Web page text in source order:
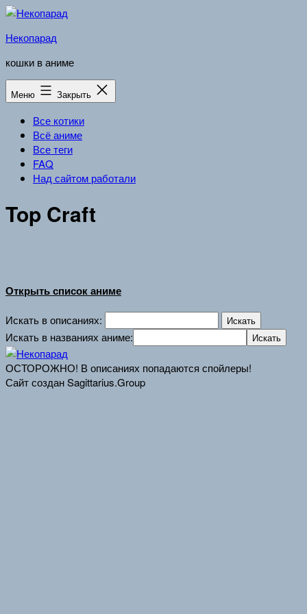
Перейти
содержимому
Некопарад
кошки в аниме
Меню Закрыть
Все котики
Всё аниме
Все теги
FAQ
Над сайтом работали
Top Craft
Открыть список аниме
Искать в описаниях:
Искать в названиях аниме:
ОСТОРОЖНО! В описаниях попадаются спойлеры!
Сайт создан Sagittarius.Group